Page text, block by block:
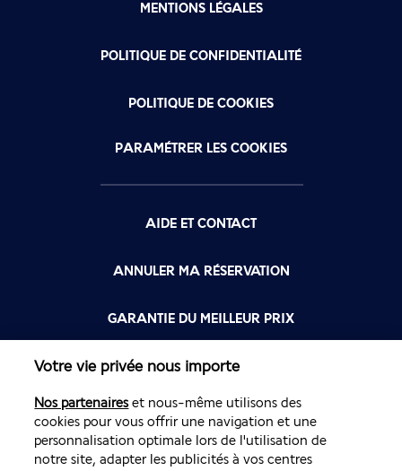
MENTIONS LÉGALES
POLITIQUE DE CONFIDENTIALITÉ
POLITIQUE DE COOKIES
PARAMÉTRER LES COOKIES
AIDE ET CONTACT
ANNULER MA RÉSERVATION
GARANTIE DU MEILLEUR PRIX
FLYING BLUE
FLEXIBILITÉ
Votre vie privée nous importe
Nos partenaireset nous-même utilisons des
cookies pour vous offrir une navigation et une
personnalisation optimale lors de l'utilisation de
notre site, adapter les publicités à vos centres